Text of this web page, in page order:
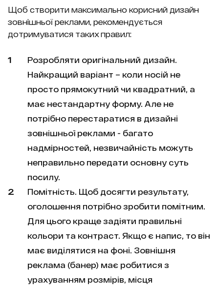
Щоб створити максимально корисний дизайн
зовнішньої реклами, рекомендується
дотримуватися таких правил:
Розробляти оригінальний дизайн.
Найкращий варіант – коли носій не
просто прямокутний чи квадратний, а
має нестандартну форму. Але не
потрібно перестаратися в дизайні
зовнішньої реклами - багато
надмірностей, незвичайність можуть
неправильно передати основну суть
посилу.
Помітність. Щоб досягти результату,
оголошення потрібно зробити помітним.
Для цього краще задіяти правильні
кольори та контраст. Якщо є напис, то він
має виділятися на фоні. Зовнішня
реклама (банер) має робитися з
урахуванням розмірів, місця